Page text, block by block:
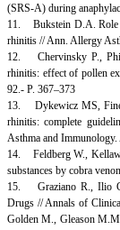
(SRS-A) during
11. Bukstein D.A. Role
rhinitis // Ann. Allergy
12. Chervinsky P.,
rhinitis: effect of pollen
92.- P. 367–373
13. Dykewicz MS,
rhinitis: complete
Asthma and
14. Feldberg W.,
substances by cobra
15. Graziano R., Ilio
Drugs // Annals of
Golden M., Gleason